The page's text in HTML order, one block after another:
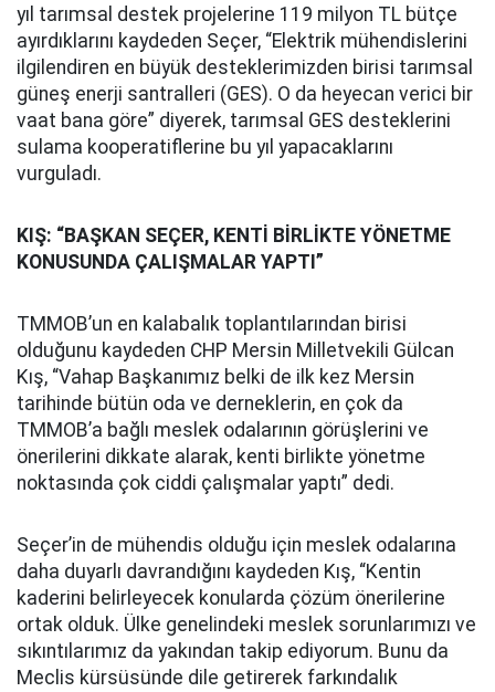
yıl tarımsal destek projelerine 119 milyon TL bütçe
ayırdıklarını kaydeden Seçer, “Elektrik mühendislerini
ilgilendiren en büyük desteklerimizden birisi tarımsal
güneş enerji santralleri (GES). O da heyecan verici bir
vaat bana göre” diyerek, tarımsal GES desteklerini
sulama kooperatiflerine bu yıl yapacaklarını
vurguladı.
KIŞ: “BAŞKAN SEÇER, KENTİ BİRLİKTE YÖNETME
KONUSUNDA ÇALIŞMALAR YAPTI”
TMMOB’un en kalabalık toplantılarından birisi
olduğunu kaydeden CHP Mersin Milletvekili Gülcan
Kış, “Vahap Başkanımız belki de ilk kez Mersin
tarihinde bütün oda ve derneklerin, en çok da
TMMOB’a bağlı meslek odalarının görüşlerini ve
önerilerini dikkate alarak, kenti birlikte yönetme
noktasında çok ciddi çalışmalar yaptı” dedi.
Seçer’in de mühendis olduğu için meslek odalarına
daha duyarlı davrandığını kaydeden Kış, “Kentin
kaderini belirleyecek konularda çözüm önerilerine
ortak olduk. Ülke genelindeki meslek sorunlarımızı ve
sıkıntılarımız da yakından takip ediyorum. Bunu da
Meclis kürsüsünde dile getirerek farkındalık